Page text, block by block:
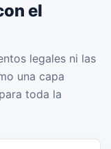
el
legales ni las
una capa
toda la